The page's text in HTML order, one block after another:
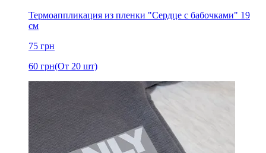
Термоаппликация из пленки "Сердце с бабочками" 19
см
75 грн
60 грн(От 20 шт)